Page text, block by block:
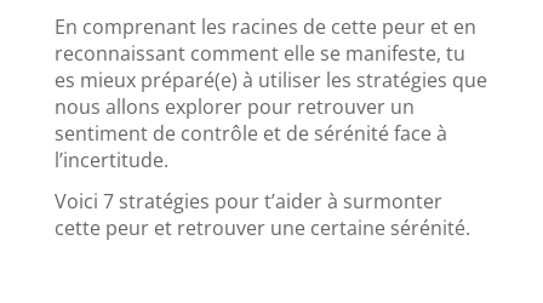
En comprenant les racines de cette peur et en
reconnaissant comment elle se manifeste, tu
es mieux préparé(e) à utiliser les stratégies que
nous allons explorer pour retrouver un
sentiment de contrôle et de sérénité face à
l’incertitude.
Voici 7 stratégies pour t’aider à surmonter
cette peur et retrouver une certaine sérénité.